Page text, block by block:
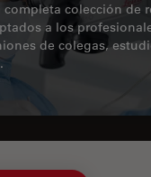
completa colección de
a los
de colegas,